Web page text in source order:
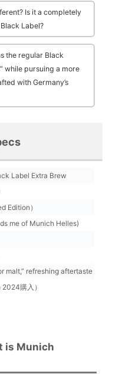
Is it a completely
Label?
the regular Black
while pursuing a more
with Germany’s
Label Extra Brew
Edition）
me of Munich Helles)
malt,” refreshing aftertaste
購入）
is Munich